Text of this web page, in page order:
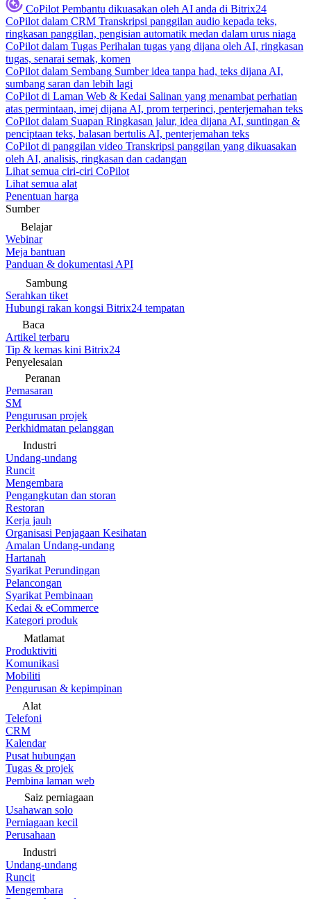
CoPilot Pembantu dikuasakan oleh AI anda di Bitrix24
CoPilot dalam CRM Transkripsi panggilan audio kepada teks,
ringkasan panggilan, pengisian automatik medan dalam urus niaga
CoPilot dalam Tugas Perihalan tugas yang dijana oleh AI, ringkasan
tugas, senarai semak, komen
CoPilot dalam Sembang Sumber idea tanpa had, teks dijana AI,
sumbang saran dan lebih lagi
CoPilot di Laman Web & Kedai Salinan yang menambat perhatian
atas permintaan, imej dijana AI, prom terperinci, penterjemahan teks
CoPilot dalam Suapan Ringkasan jalur, idea dijana AI, suntingan &
penciptaan teks, balasan bertulis AI, penterjemahan teks
CoPilot di panggilan video Transkripsi panggilan yang dikuasakan
oleh AI, analisis, ringkasan dan cadangan
Lihat semua ciri-ciri CoPilot
Lihat semua alat
Penentuan harga
Sumber
Belajar
Webinar
Meja bantuan
Panduan & dokumentasi API
Sambung
Serahkan tiket
Hubungi rakan kongsi Bitrix24 tempatan
Baca
Artikel terbaru
Tip & kemas kini Bitrix24
Penyelesaian
Peranan
Pemasaran
SM
Pengurusan projek
Perkhidmatan pelanggan
Industri
Undang-undang
Runcit
Mengembara
Pengangkutan dan storan
Restoran
Kerja jauh
Organisasi Penjagaan Kesihatan
Amalan Undang-undang
Hartanah
Syarikat Perundingan
Pelancongan
Syarikat Pembinaan
Kedai & eCommerce
Kategori produk
Matlamat
Produktiviti
Komunikasi
Mobiliti
Pengurusan & kepimpinan
Alat
Telefoni
CRM
Kalendar
Pusat hubungan
Tugas & projek
Pembina laman web
Saiz perniagaan
Usahawan solo
Perniagaan kecil
Perusahaan
Industri
Undang-undang
Runcit
Mengembara